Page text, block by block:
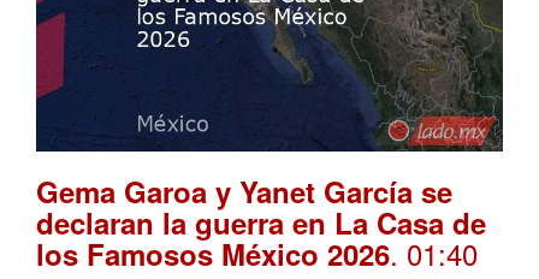
Gema Garoa y Yanet García se
declaran la guerra en La Casa de
los Famosos México 2026. 01:40